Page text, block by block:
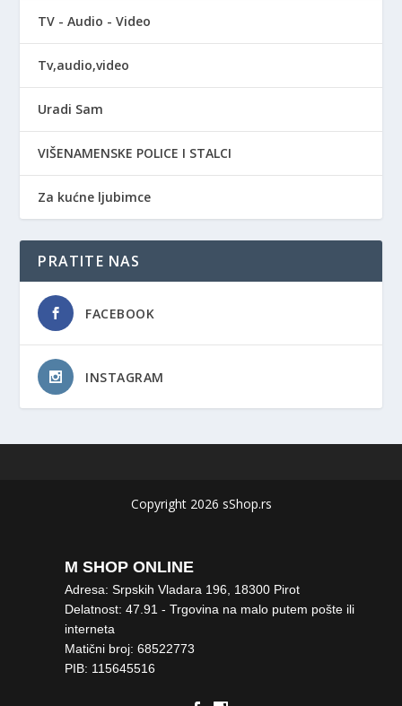
TV - Audio - Video
Tv,audio,video
Uradi Sam
VIŠENAMENSKE POLICE I STALCI
Za kućne ljubimce
PRATITE NAS
FACEBOOK
INSTAGRAM
Copyright 2026 sShop.rs
M SHOP ONLINE
Adresa: Srpskih Vladara 196, 18300 Pirot
Delatnost: 47.91 - Trgovina na malo putem pošte ili
interneta
Matični broj: 68522773
PIB: 115645516